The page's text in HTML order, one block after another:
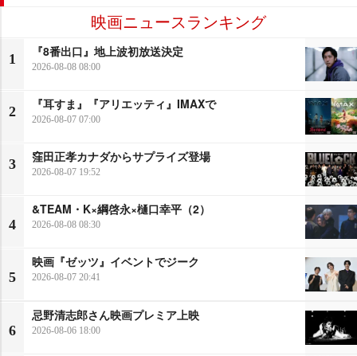
映画ニュースランキング
1
『8番出口』地上波初放送決定
2026-08-08 08:00
2
『耳すま』『アリエッティ』IMAXで
2026-08-07 07:00
3
窪田正孝カナダからサプライズ登場
2026-08-07 19:52
4
&TEAM・K×綱啓永×樋口幸平（2）
2026-08-08 08:30
5
映画『ゼッツ』イベントでジーク
2026-08-07 20:41
6
忌野清志郎さん映画プレミア上映
2026-08-06 18:00